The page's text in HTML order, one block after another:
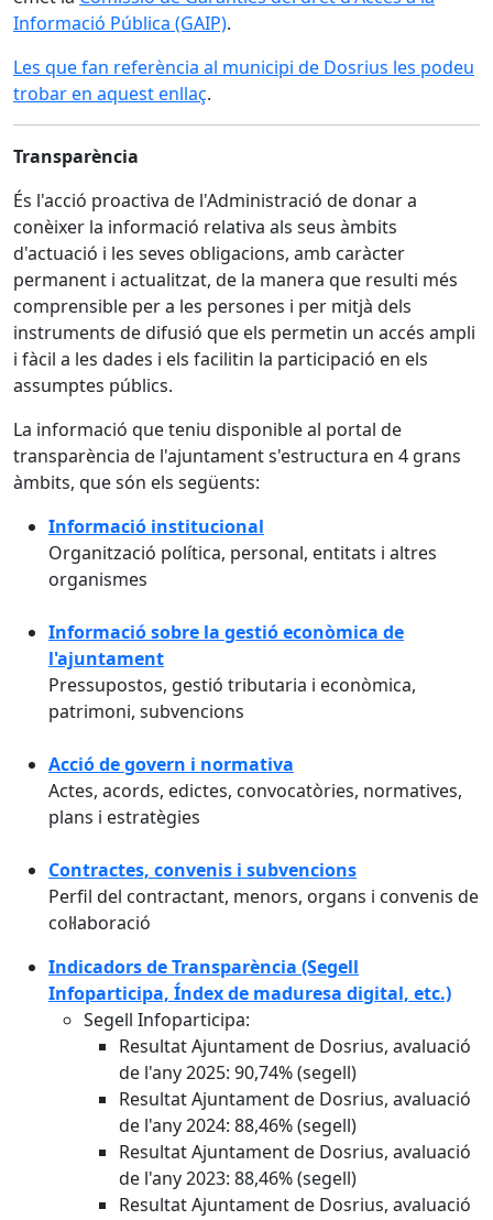
Informació Pública (GAIP).
Les que fan referència al municipi de Dosrius les podeu
trobar en aquest enllaç.
Transparència
És l'acció proactiva de l'Administració de donar a
conèixer la informació relativa als seus àmbits
d'actuació i les seves obligacions, amb caràcter
permanent i actualitzat, de la manera que resulti més
comprensible per a les persones i per mitjà dels
instruments de difusió que els permetin un accés ampli
i fàcil a les dades i els facilitin la participació en els
assumptes públics.
La informació que teniu disponible al portal de
transparència de l'ajuntament s'estructura en 4 grans
àmbits, que són els següents:
Informació institucional
Organització política, personal, entitats i altres
organismes
Informació sobre la gestió econòmica de
l'ajuntament
Pressupostos, gestió tributaria i econòmica,
patrimoni, subvencions
Acció de govern i normativa
Actes, acords, edictes, convocatòries, normatives,
plans i estratègies
Contractes, convenis i subvencions
Perfil del contractant, menors, organs i convenis de
col·laboració
Indicadors de Transparència (Segell
Infoparticipa, Índex de maduresa digital, etc.)
Segell Infoparticipa:
Resultat Ajuntament de Dosrius, avaluació
de l'any 2025: 90,74% (segell)
Resultat Ajuntament de Dosrius, avaluació
de l'any 2024: 88,46% (segell)
Resultat Ajuntament de Dosrius, avaluació
de l'any 2023: 88,46% (segell)
Resultat Ajuntament de Dosrius, avaluació